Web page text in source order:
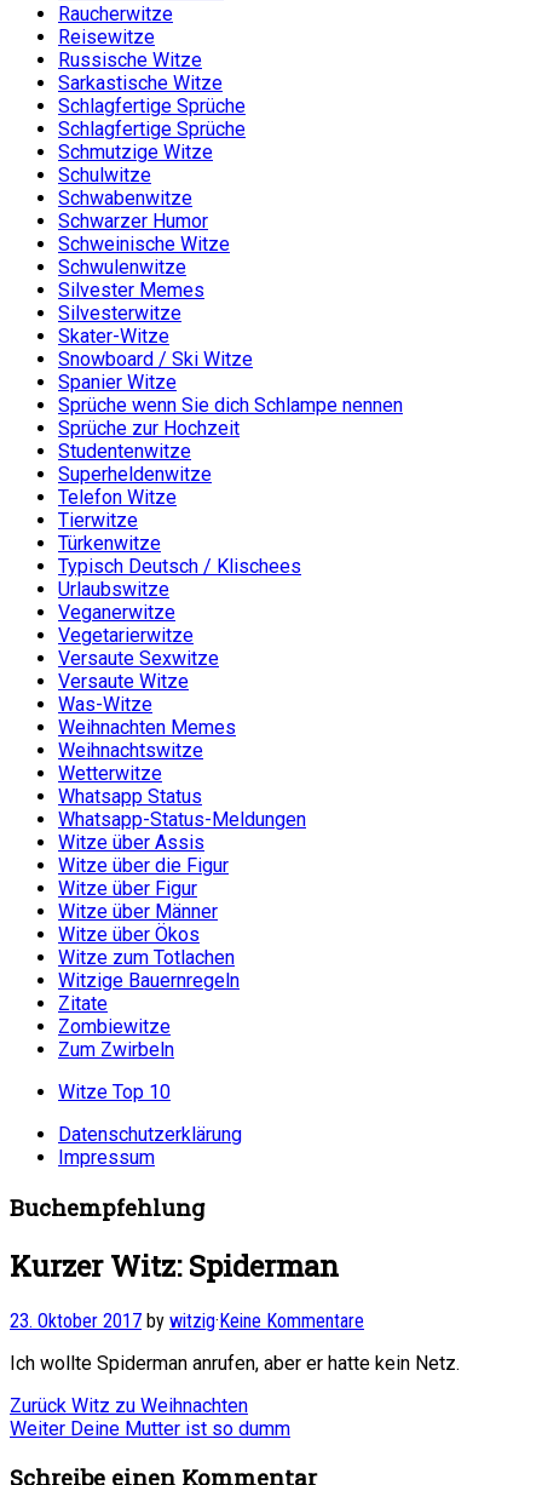
Raucherwitze
Reisewitze
Russische Witze
Sarkastische Witze
Schlagfertige Sprüche
Schlagfertige Sprüche
Schmutzige Witze
Schulwitze
Schwabenwitze
Schwarzer Humor
Schweinische Witze
Schwulenwitze
Silvester Memes
Silvesterwitze
Skater-Witze
Snowboard / Ski Witze
Spanier Witze
Sprüche wenn Sie dich Schlampe nennen
Sprüche zur Hochzeit
Studentenwitze
Superheldenwitze
Telefon Witze
Tierwitze
Türkenwitze
Typisch Deutsch / Klischees
Urlaubswitze
Veganerwitze
Vegetarierwitze
Versaute Sexwitze
Versaute Witze
Was-Witze
Weihnachten Memes
Weihnachtswitze
Wetterwitze
Whatsapp Status
Whatsapp-Status-Meldungen
Witze über Assis
Witze über die Figur
Witze über Figur
Witze über Männer
Witze über Ökos
Witze zum Totlachen
Witzige Bauernregeln
Zitate
Zombiewitze
Zum Zwirbeln
Witze Top 10
Datenschutzerklärung
Impressum
Buchempfehlung
Kurzer Witz: Spiderman
23. Oktober 2017 by witzig·Keine Kommentare
Ich wollte Spiderman anrufen, aber er hatte kein Netz.
Beitragsnavigation
Zurück Vorheriger
Beitrag:
Witz zu Weihnachten
Weiter Nächster
Deine Mutter ist so dumm
Schreibe einen Kommentar